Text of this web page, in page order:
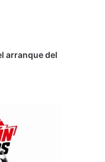
arranque del